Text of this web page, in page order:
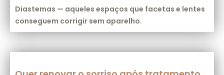
Diastemas — aqueles espaços que facetas e lentes
conseguem corrigir sem aparelho.